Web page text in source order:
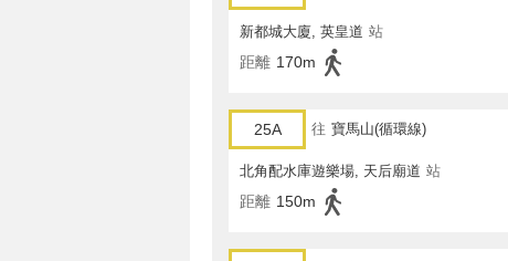
新都城大廈, 英皇道 站
距離 170m
25A 往 寶馬山(循環線)
北角配水庫遊樂場, 天后廟道 站
距離 150m